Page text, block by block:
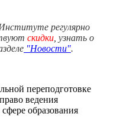
регулярно
скидки , узнать о
"Новости".
переподготовке
ведения
образования